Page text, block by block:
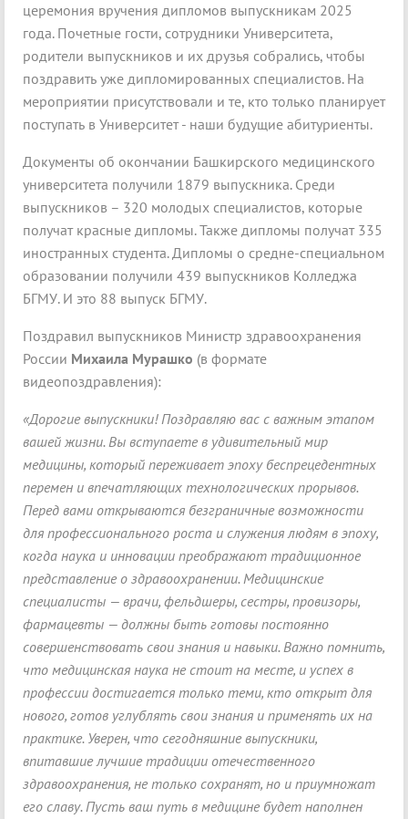
церемония вручения дипломов выпускникам 2025
года. Почетные гости, сотрудники Университета,
родители выпускников и их друзья собрались, чтобы
поздравить уже дипломированных специалистов. На
мероприятии присутствовали и те, кто только планирует
поступать в Университет - наши будущие абитуриенты.
Документы об окончании Башкирского медицинского
университета получили 1879 выпускника. Среди
выпускников – 320 молодых специалистов, которые
получат красные дипломы. Также дипломы получат 335
иностранных студента. Дипломы о средне-специальном
образовании получили 439 выпускников Колледжа
БГМУ. И это 88 выпуск БГМУ.
Поздравил выпускников Министр здравоохранения
России Михаила Мурашко (в формате
видеопоздравления):
«Дорогие выпускники! Поздравляю вас с важным этапом
вашей жизни. Вы вступаете в удивительный мир
медицины, который переживает эпоху беспрецедентных
перемен и впечатляющих технологических прорывов.
Перед вами открываются безграничные возможности
для профессионального роста и служения людям в эпоху,
когда наука и инновации преображают традиционное
представление о здравоохранении. Медицинские
специалисты — врачи, фельдшеры, сестры, провизоры,
фармацевты — должны быть готовы постоянно
совершенствовать свои знания и навыки. Важно помнить,
что медицинская наука не стоит на месте, и успех в
профессии достигается только теми, кто открыт для
нового, готов углублять свои знания и применять их на
практике. Уверен, что сегодняшние выпускники,
впитавшие лучшие традиции отечественного
здравоохранения, не только сохранят, но и приумножат
его славу. Пусть ваш путь в медицине будет наполнен